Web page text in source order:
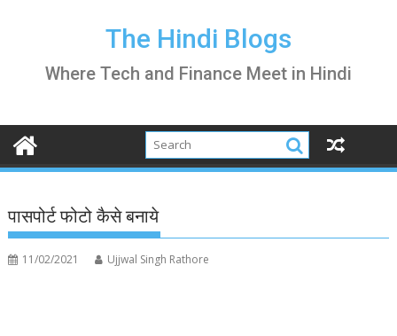
The Hindi Blogs
Where Tech and Finance Meet in Hindi
पासपोर्ट फोटो कैसे बनाये
11/02/2021 Ujjwal Singh Rathore